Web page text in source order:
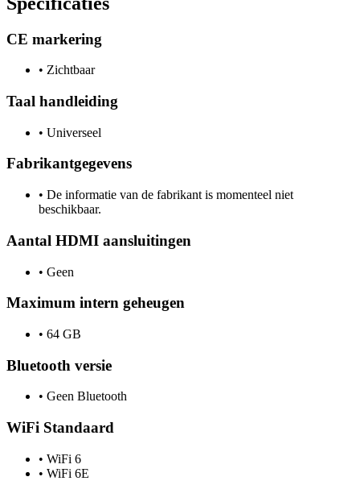
CE markering
• Zichtbaar
Taal handleiding
• Universeel
Fabrikantgegevens
• De informatie van de fabrikant is momenteel niet
beschikbaar.
Aantal HDMI aansluitingen
• Geen
Maximum intern geheugen
• 64 GB
Bluetooth versie
• Geen Bluetooth
WiFi Standaard
• WiFi 6
• WiFi 6E